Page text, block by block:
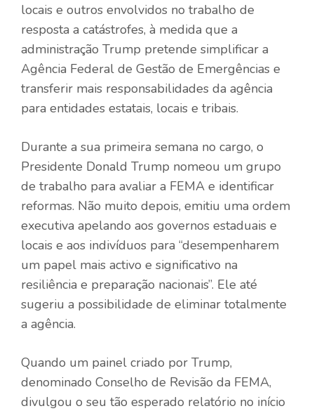
locais e outros envolvidos no trabalho de
resposta a catástrofes, à medida que a
administração Trump pretende simplificar a
Agência Federal de Gestão de Emergências e
transferir mais responsabilidades da agência
para entidades estatais, locais e tribais.
Durante a sua primeira semana no cargo, o
Presidente Donald Trump nomeou um grupo
de trabalho para avaliar a FEMA e identificar
reformas. Não muito depois, emitiu uma ordem
executiva apelando aos governos estaduais e
locais e aos indivíduos para “desempenharem
um papel mais activo e significativo na
resiliência e preparação nacionais”. Ele até
sugeriu a possibilidade de eliminar totalmente
a agência.
Quando um painel criado por Trump,
denominado Conselho de Revisão da FEMA,
divulgou o seu tão esperado relatório no início